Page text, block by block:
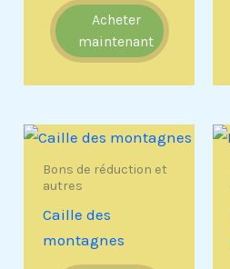
Acheter
maintenant
Bons de réduction et
autres
Caille des
montagnes